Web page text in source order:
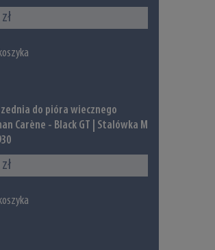
do pióra wiecznego
Carène - Black GT | Stalówka M